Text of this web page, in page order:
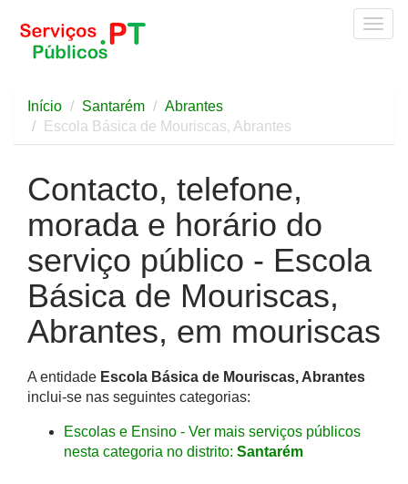
Início Santarém
Abrantes
Escola Básica de Mouriscas, Abrantes
Contacto, telefone,
morada e horário do
serviço público - Escola
Básica de Mouriscas,
Abrantes, em mouriscas
A entidade Escola Básica de Mouriscas, Abrantes
inclui-se nas seguintes categorias:
Escolas e Ensino - Ver mais serviços públicos
nesta categoria no distrito: Santarém